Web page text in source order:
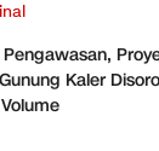
Kaler